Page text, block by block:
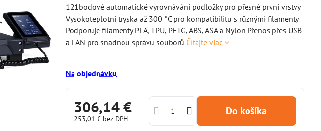
121bodové automatické vyrovnávání podložky pro přesné první vrstvy
Vysokoteplotní tryska až 300 °C pro kompatibilitu s různými filamenty
Podporuje filamenty PLA, TPU, PETG, ABS, ASA a Nylon Přenos přes USB
a LAN pro snadnou správu souborů Čítajte viac
Na objednávku
306,14 €
253,01 € bez DPH
Do košíka